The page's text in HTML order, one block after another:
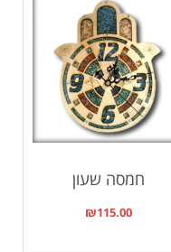
חמסה שעון
₪115.00